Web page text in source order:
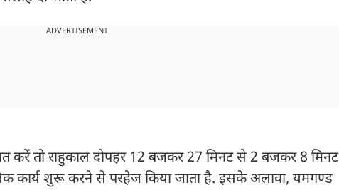
ADVERTISEMENT
तो राहुकाल दोपहर 12 बजकर 27 मिनट से 2 बजकर 8 मिनट
कार्य शुरू करने से परहेज किया जाता है. इसके अलावा, यमगण्ड